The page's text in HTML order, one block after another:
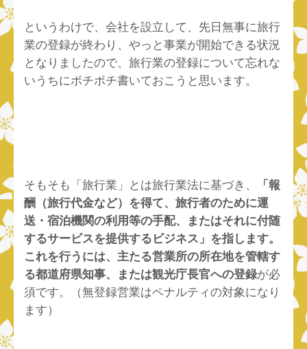
というわけで、会社を設立して、先日無事に旅行
業の登録が終わり、やっと事業が開始できる状況
となりましたので、旅行業の登録について忘れな
いうちにボチボチ書いておこうと思います。
そもそも「旅行業」とは旅行業法に基づき、
「報
酬（旅行代金など）を得て、旅行者のために運
送・宿泊機関の利用等の手配、またはそれに付随
するサービスを提供するビジネス」を指します。
これを行うには、主たる営業所の所在地を管轄す
る都道府県知事、または観光庁長官への登録が必
須です。（無登録営業はペナルティの対象になり
ます）